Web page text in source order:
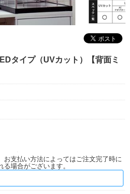
タイプ（UVカット）【背面ミ
お支払い方法によってはご注文完了時に
る場合がございます。